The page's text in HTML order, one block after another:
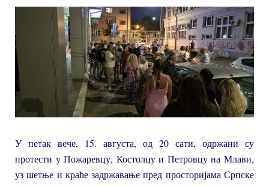
У петак вече, 15. августа, од 20 сати, одржани су
протести у Пожаревцу, Костолцу и Петровцу на Млави,
уз шетње и краће задржавање пред просторијама Српске